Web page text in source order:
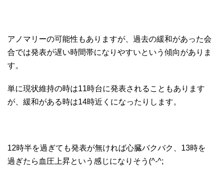
アノマリーの可能性もありますが、過去の緩和があった会
合では発表が遅い時間帯になりやすいという傾向がありま
す。
単に現状維持の時は11時台に発表されることもあります
が、緩和がある時は14時近くになったりします。
12時半を過ぎても発表が無ければ心臓バクバク、13時を
過ぎたら血圧上昇という感じになりそう(^-^;